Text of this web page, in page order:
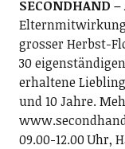
SECONDHAND –
grosser Herbst-
30
erhaltene
und 10 Jahre.
09.00-12.00 Uhr,